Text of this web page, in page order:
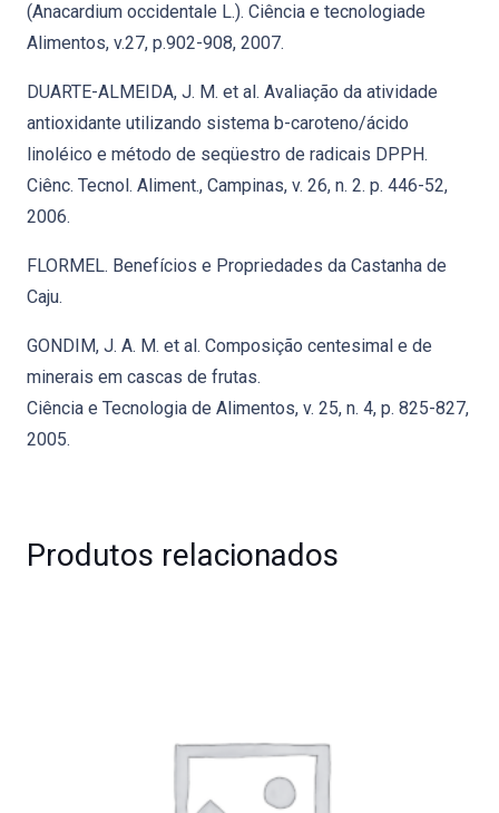
(Anacardium occidentale L.). Ciência e tecnologiade
Alimentos, v.27, p.902-908, 2007.
DUARTE-ALMEIDA, J. M. et al. Avaliação da atividade
antioxidante utilizando sistema b-caroteno/ácido
linoléico e método de seqüestro de radicais DPPH.
Ciênc. Tecnol. Aliment., Campinas, v. 26, n. 2. p. 446-52,
2006.
FLORMEL. Benefícios e Propriedades da Castanha de
Caju.
GONDIM, J. A. M. et al. Composição centesimal e de
minerais em cascas de frutas.
Ciência e Tecnologia de Alimentos, v. 25, n. 4, p. 825-827,
2005.
Produtos relacionados